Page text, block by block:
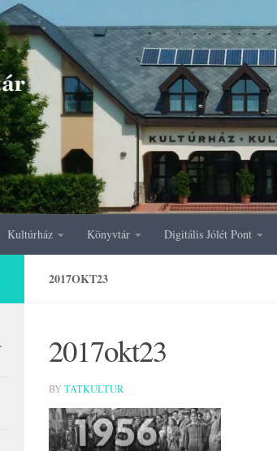
Kultúrház Könyvtár Digitális Jólét Pont
2017OKT23
2017okt23
BY TATKULTUR